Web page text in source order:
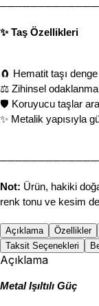
✨ Taş Özellikleri
🧲 Hematit taşı
⚖️ Zihinsel odaklanma
🛡 Koruyucu taşlar
✨ Metalik yapısıyla
Not: Ürün, hakiki
renk tonu ve kesim
Açıklama Özellikler
Taksit Seçenekleri
Açıklama
Metal Işıltılı Güç